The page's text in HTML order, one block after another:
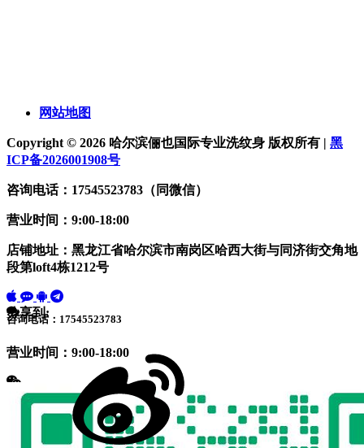
网站地图
Copyright © 2026 哈尔滨俪也国际专业洗纹身 版权所有 | 黑
ICP备2026001908号
咨询电话：17545523783（同微信）
营业时间：9:00-18:00
店铺地址：黑龙江省哈尔滨市南岗区哈西大街与同济街交角地
段第loft4栋1212号
咨询电话：17545523783
营业时间：9:00-18:00
分享到: